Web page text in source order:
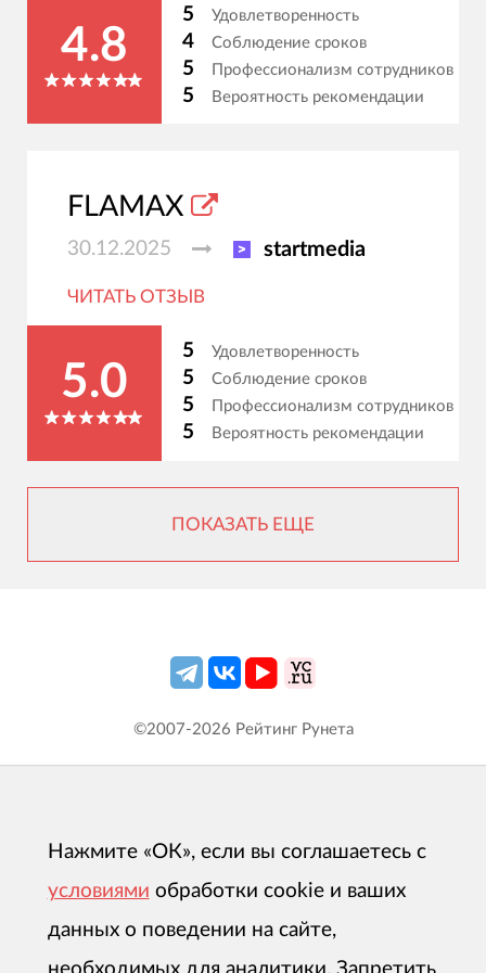
4.8
5 Удовлетворенность
4 Соблюдение сроков
5 Профессионализм сотрудников
5 Вероятность рекомендации
FLAMAX
30.12.2025 startmedia
ЧИТАТЬ ОТЗЫВ
5.0
5 Удовлетворенность
5 Соблюдение сроков
5 Профессионализм сотрудников
5 Вероятность рекомендации
ПОКАЗАТЬ ЕЩЕ
©2007-2026 Рейтинг Рунета
Нажмите «ОК», если вы соглашаетесь с
условиями обработки cookie и ваших
данных о поведении на сайте,